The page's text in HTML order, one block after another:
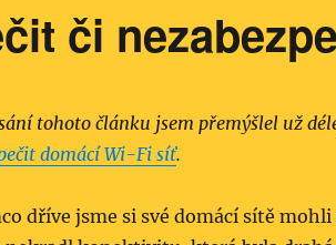
či
tohoto článku jsem přemýšlel už
domácí Wi-Fi síť.
dříve jsme si své domácí sítě